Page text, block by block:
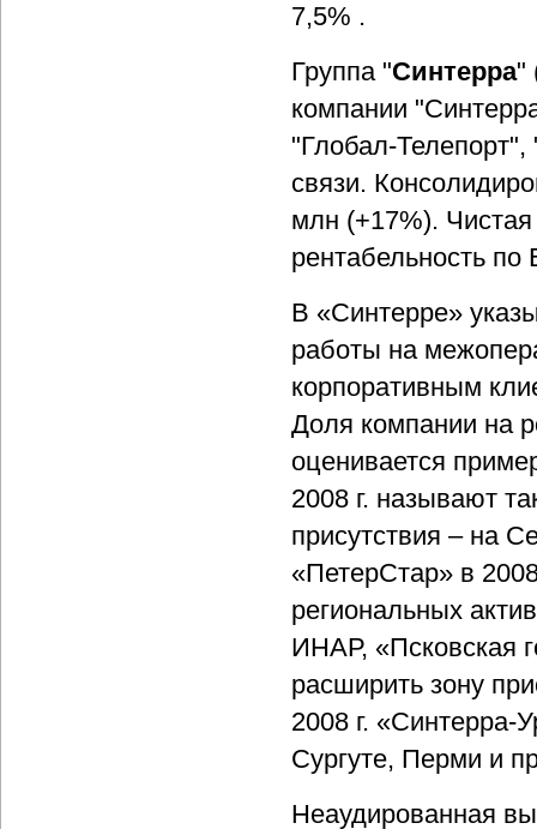
7,5% .
Группа "Синтерра"
компании
"Глобал-
связи.
млн (+17%).
рентабельность по
В «Синтерре»
работы на
корпоративным
Доля компании на
оценивается
2008 г. называют
присутствия – на
«ПетерСтар» в
региональных
ИНАР, «Псковская
расширить зону
2008 г.
Сургуте, Перми и
Неаудированная